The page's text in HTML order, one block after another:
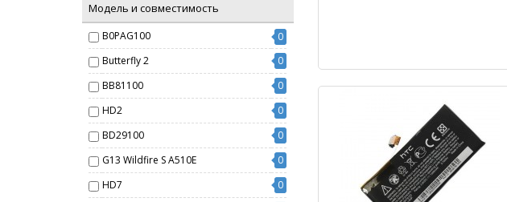
Модель и совместимость
B0PAG100
0
Butterfly 2
0
BB81100
0
HD2
0
BD29100
0
G13 Wildfire S A510E
0
HD7
0